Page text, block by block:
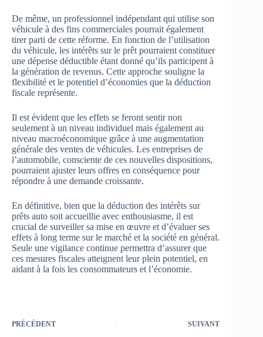
De même, un professionnel indépendant qui utilise son
véhicule à des fins commerciales pourrait également
tirer parti de cette réforme. En fonction de l’utilisation
du véhicule, les intérêts sur le prêt pourraient constituer
une dépense déductible étant donné qu’ils participent à
la génération de revenus. Cette approche souligne la
flexibilité et le potentiel d’économies que la déduction
fiscale représente.
Il est évident que les effets se feront sentir non
seulement à un niveau individuel mais également au
niveau macroéconomique grâce à une augmentation
générale des ventes de véhicules. Les entreprises de
l’automobile, consciente de ces nouvelles dispositions,
pourraient ajuster leurs offres en conséquence pour
répondre à une demande croissante.
En définitive, bien que la déduction des intérêts sur
prêts auto soit accueillie avec enthousiasme, il est
crucial de surveiller sa mise en œuvre et d’évaluer ses
effets à long terme sur le marché et la société en général.
Seule une vigilance continue permettra d’assurer que
ces mesures fiscales atteignent leur plein potentiel, en
aidant à la fois les consommateurs et l’économie.
PRÉCÉDENT SUIVANT